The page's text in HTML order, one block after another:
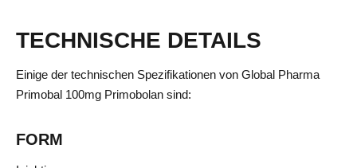
TECHNISCHE DETAILS
Einige der technischen Spezifikationen von Global Pharma
Primobal 100mg Primobolan sind:
FORM